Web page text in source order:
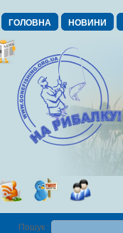
ГОЛОВНА НОВИНИ
Пошук :